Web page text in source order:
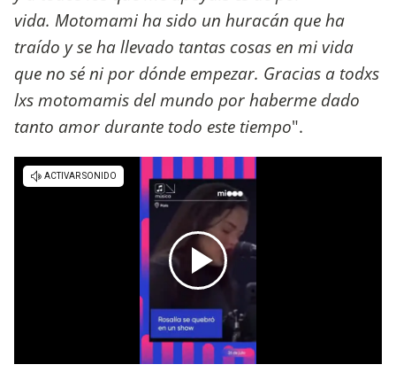
vida. Motomami ha sido un huracán que ha
traído y se ha llevado tantas cosas en mi vida
que no sé ni por dónde empezar. Gracias a todxs
lxs motomamis del mundo por haberme dado
tanto amor durante todo este tiempo".